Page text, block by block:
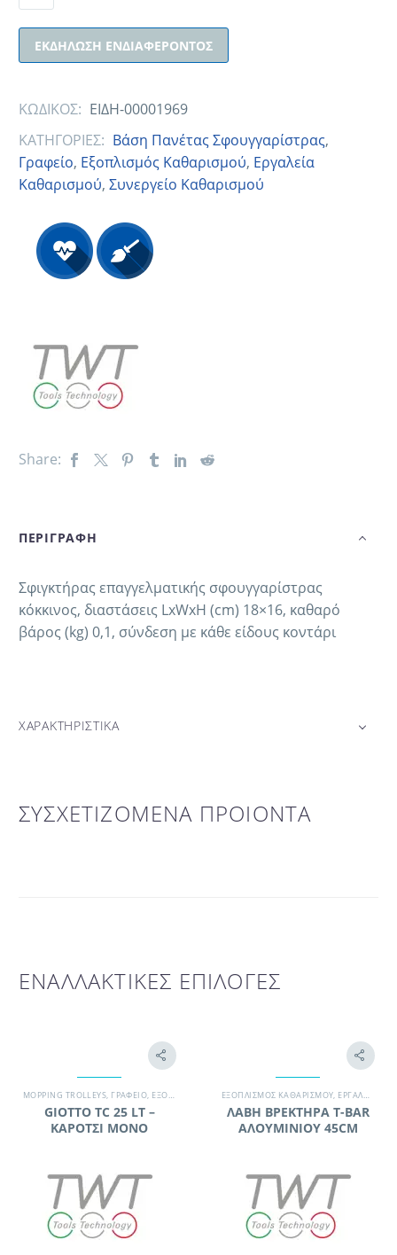
ΕΚΔΉΛΩΣΗ ΕΝΔΙΑΦΈΡΟΝΤΟΣ
ΚΩΔΙΚΟΣ: ΕΙΔΗ-00001969
ΚΑΤΗΓΟΡΙΕΣ: Βάση Πανέτας Σφουγγαρίστρας,
Γραφείο, Εξοπλισμός Καθαρισμού, Εργαλεία
Καθαρισμού, Συνεργείο Καθαρισμού
Share:
ΠΕΡΙΓΡΑΦΗ
Σφιγκτήρας επαγγελματικής σφουγγαρίστρας
κόκκινος, διαστάσεις LxWxH (cm) 18×16, καθαρό
βάρος (kg) 0,1, σύνδεση με κάθε είδους κοντάρι
ΧΑΡΑΚΤΗΡΙΣΤΙΚΑ
ΣΥΣΧΕΤΙΖΟΜΕΝΑ ΠΡΟΙΟΝΤΑ
ΕΝΑΛΛΑΚΤΙΚΕΣ ΕΠΙΛΟΓΕΣ
MOPPING TROLLEYS, ΓΡΑΦΕΊΟ, ΕΞΟΠΛΙΣΜΌΣ ΚΑΘΑΡΙΣΜΟΎ ,ΕΡΓΑΛΕΊΑ ΚΑΘΑΡΙΣΜΟΎ,
GIOTTO TC 25 LT –
ΚΑΡΟΤΣΙ ΜΟΝΟ
ΕΞΟΠΛΙΣΜΌΣ ΚΑΘΑΡΙΣΜΟΎ, ΕΡΓΑΛΕΊΑ ΚΑΘΑΡΙΣΜΟΎ
ΛΑΒΗ ΒΡΕΚΤΗΡΑ T-BAR
ΑΛΟΥΜΙΝΙΟΥ 45CM